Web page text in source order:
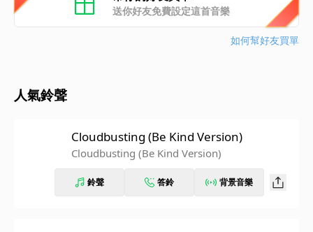
送你好友免費設定這首音樂
如何幫好友買單
人氣鈴聲
Cloudbusting (Be Kind Version)
Cloudbusting (Be Kind Version)
鈴聲 答鈴 背景音樂